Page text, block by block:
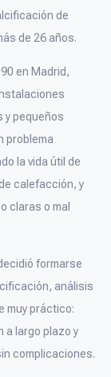
de
de 26 años.
en Madrid,
y pequeños
problema
la vida útil de
calefacción, y
claras o mal
formarse
análisis
muy práctico:
a largo plazo y
complicaciones.